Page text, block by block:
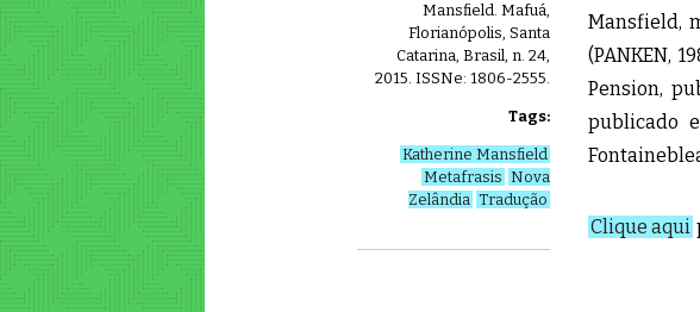
Mansfield. Mafuá,
Florianópolis, Santa
Catarina, Brasil, n. 24,
2015. ISSNe: 1806-2555.
Tags:
Katherine Mansfield
Metafrasis Nova
Zelândia Tradução
Mansfield,
(PANKEN,
Pension,
publicado
Clique aqui